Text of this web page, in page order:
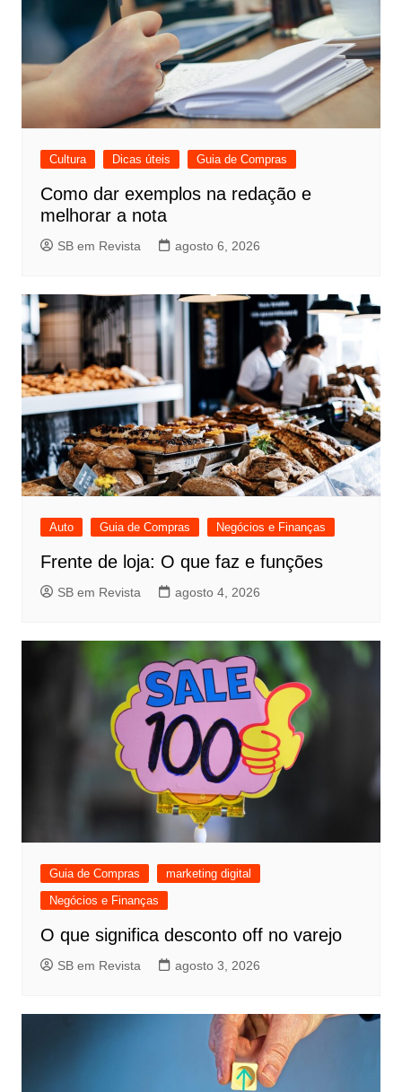
Cultura Dicas úteis Guia de Compras
Como dar exemplos na redação e
melhorar a nota
SB em Revista agosto 6, 2026
Auto Guia de Compras Negócios e Finanças
Frente de loja: O que faz e funções
SB em Revista agosto 4, 2026
Guia de Compras
marketing digital
Negócios e Finanças
O que significa desconto off no varejo
SB em Revista agosto 3, 2026